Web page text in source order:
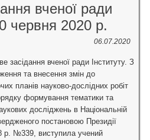
вченої ради
червня 2020 р.
06.07.2020
засідання вченої ради Інституту. З
та внесення змін до
планів науково-дослідних робіт
формування тематики та
досліджень в Національній
постановою Президії
р. №339, виступила учений